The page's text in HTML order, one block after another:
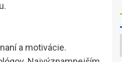
a motivácie.